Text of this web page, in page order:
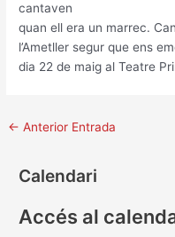
cantaven
quan ell era un marrec.
l’Ametller segur que ens
dia 22 de maig al Teatre
← Anterior Entrada
Calendari
Accés al